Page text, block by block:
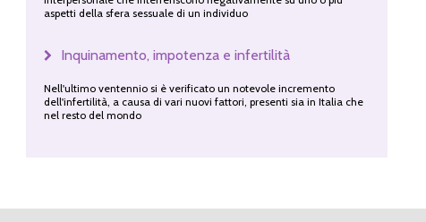
aspetti della sfera sessuale di un individuo
Inquinamento, impotenza e infertilità
Nell'ultimo ventennio si è verificato un notevole incremento
dell'infertilità, a causa di vari nuovi fattori, presenti sia in Italia che
nel resto del mondo